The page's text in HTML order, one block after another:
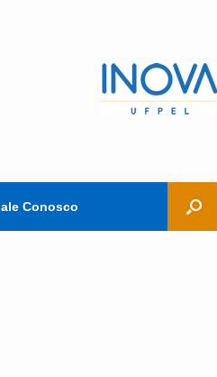
Conosco